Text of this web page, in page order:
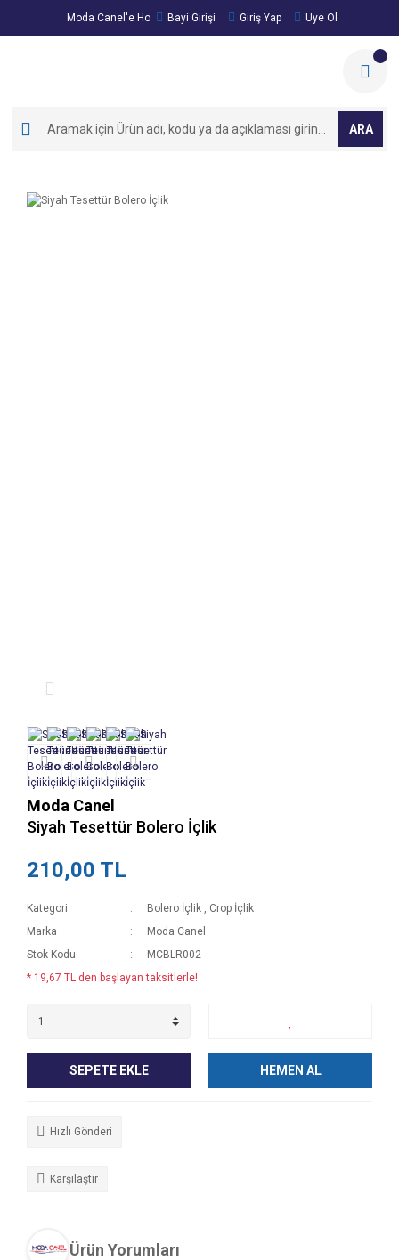
Moda Canel'e Hoşgeldiniz!
Bayi Girişi Giriş Yap Üye Ol
ARA
Moda Canel
Siyah Tesettür Bolero İçlik
210,00 TL
Kategori Bolero İçlik , Crop İçlik
Marka
Moda Canel
Stok Kodu
MCBLR002
* 19,67 TL den başlayan taksitlerle!
SEPETE EKLE HEMEN AL
Hızlı Gönderi
Karşılaştır
Ürün Yorumları